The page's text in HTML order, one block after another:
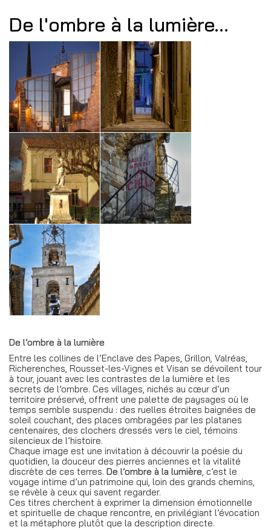
De l'ombre à la lumière...
De l’ombre à la lumière
Entre les collines de l’Enclave des Papes, Grillon, Valréas,
Richerenches, Rousset-les-Vignes et Visan se dévoilent tour
à tour, jouant avec les contrastes de la lumière et les
secrets de l’ombre. Ces villages, nichés au cœur d’un
territoire préservé, offrent une palette de paysages où le
temps semble suspendu : des ruelles étroites baignées de
soleil couchant, des places ombragées par les platanes
centenaires, des clochers dressés vers le ciel, témoins
silencieux de l’histoire.
Chaque image est une invitation à découvrir la poésie du
quotidien, la douceur des pierres anciennes et la vitalité
discrète de ces terres. De l’ombre à la lumière, c’est le
voyage intime d’un patrimoine qui, loin des grands chemins,
se révèle à ceux qui savent regarder.
Ces titres cherchent à exprimer la dimension émotionnelle
et spirituelle de chaque rencontre, en privilégiant l’évocation
et la métaphore plutôt que la description directe.